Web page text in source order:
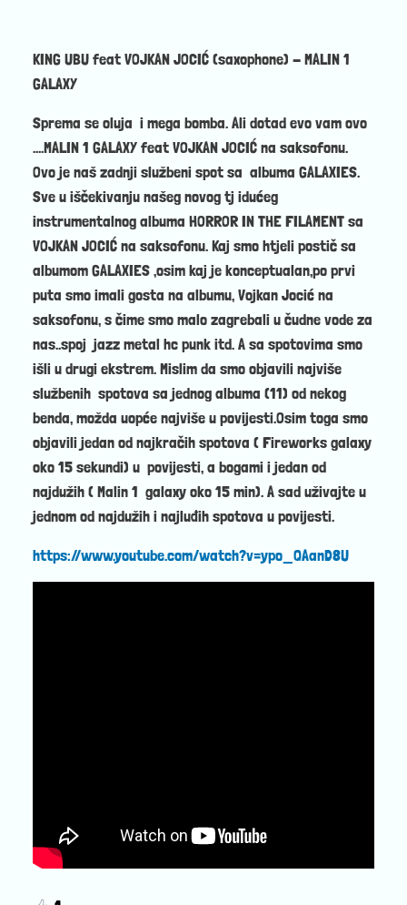
KING UBU feat VOJKAN JOCIĆ (saxophone) - MALIN 1
GALAXY
Sprema se oluja i mega bomba. Ali dotad evo vam ovo
....MALIN 1 GALAXY feat VOJKAN JOCIĆ na saksofonu.
Ovo je naš zadnji službeni spot sa albuma GALAXIES.
Sve u iščekivanju našeg novog tj idućeg
instrumentalnog albuma HORROR IN THE FILAMENT sa
VOJKAN JOCIĆ na saksofonu. Kaj smo htjeli postič sa
albumom GALAXIES ,osim kaj je konceptualan,po prvi
puta smo imali gosta na albumu, Vojkan Jocić na
saksofonu, s čime smo malo zagrebali u čudne vode za
nas..spoj jazz metal hc punk itd. A sa spotovima smo
išli u drugi ekstrem. Mislim da smo objavili najviše
službenih spotova sa jednog albuma (11) od nekog
benda, možda uopće najviše u povijesti.Osim toga smo
objavili jedan od najkračih spotova ( Fireworks galaxy
oko 15 sekundi) u povijesti, a bogami i jedan od
najdužih ( Malin 1 galaxy oko 15 min). A sad uživajte u
jednom od najdužih i najluđih spotova u povijesti.
https://www.youtube.com/watch?v=ypo_QAanD8U